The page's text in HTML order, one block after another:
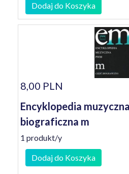
Dodaj do Koszyka
8,00 PLN
Encyklopedia
biograficzna m
1 produkt/y
Dodaj do Koszyka